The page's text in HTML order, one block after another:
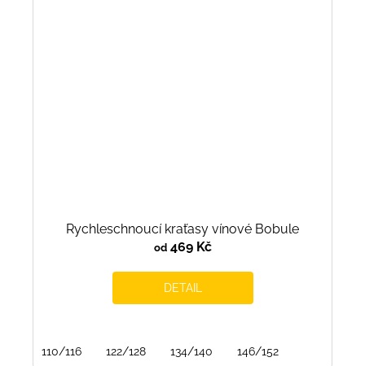
Rychleschnoucí kraťasy vínové Bobule
od469 Kč
DETAIL
110/116 122/128 134/140 146/152